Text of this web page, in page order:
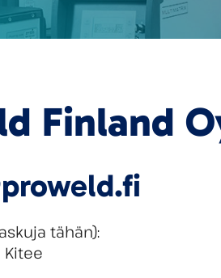
Finland
tähän):
Kitee